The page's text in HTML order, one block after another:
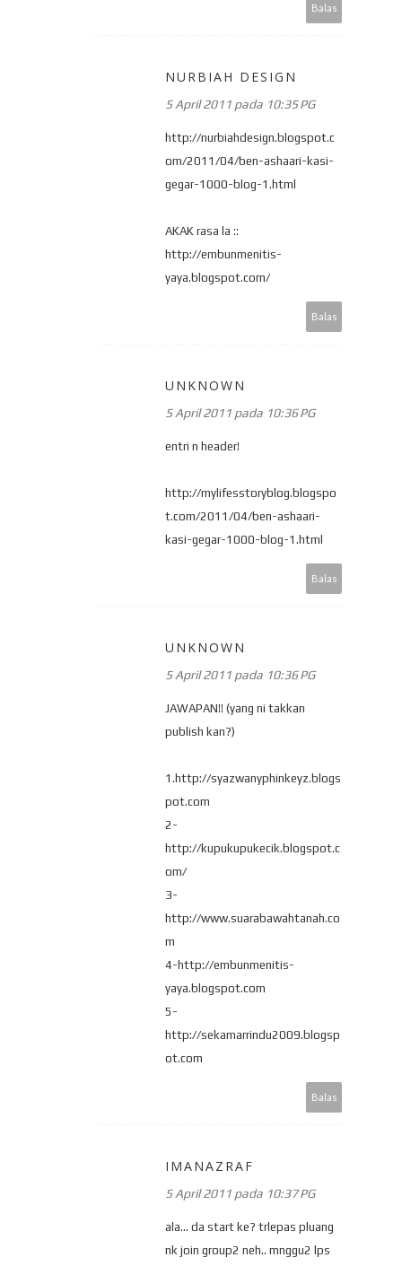
Balas
NURBIAH DESIGN
5 April 2011 pada 10:35 PG
http://nurbiahdesign.blogspot.c
om/2011/04/ben-ashaari-kasi-
gegar-1000-blog-1.html
AKAK rasa la ::
http://embunmenitis-
yaya.blogspot.com/
Balas
UNKNOWN
5 April 2011 pada 10:36 PG
entri n header!
http://mylifesstoryblog.blogspo
t.com/2011/04/ben-ashaari-
kasi-gegar-1000-blog-1.html
Balas
UNKNOWN
5 April 2011 pada 10:36 PG
JAWAPAN!! (yang ni takkan
publish kan?)
1.http://syazwanyphinkeyz.blogs
pot.com
2-
http://kupukupukecik.blogspot.c
om/
3-
http://www.suarabawahtanah.co
m
4-http://embunmenitis-
yaya.blogspot.com
5-
http://sekamarrindu2009.blogsp
ot.com
Balas
IMANAZRAF
5 April 2011 pada 10:37 PG
ala... da start ke? trlepas pluang
nk join group2 neh.. mnggu2 lps